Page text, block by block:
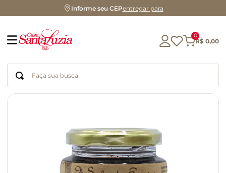
Informe seu CEPentregar para
0
R$ 0,00
Faça sua busca